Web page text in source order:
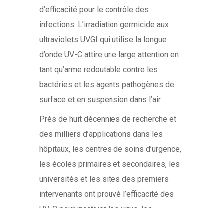
d’efficacité pour le contrôle des
infections. L’irradiation germicide aux
ultraviolets UVGI qui utilise la longue
d’onde UV-C attire une large attention en
tant qu’arme redoutable contre les
bactéries et les agents pathogènes de
surface et en suspension dans l’air.
Près de huit décennies de recherche et
des milliers d’applications dans les
hôpitaux, les centres de soins d’urgence,
les écoles primaires et secondaires, les
universités et les sites des premiers
intervenants ont prouvé l’efficacité des